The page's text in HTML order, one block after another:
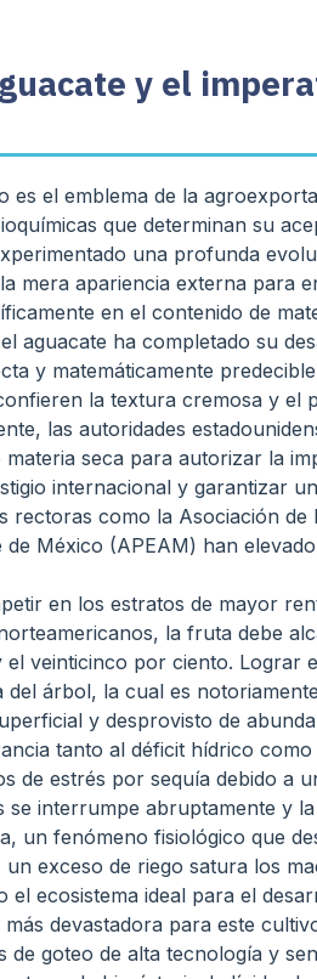
y el
es el emblema de la
que determinan su
una profunda
mera apariencia externa para
en el contenido de
aguacate ha completado su
y matemáticamente
la textura cremosa y el
las autoridades
seca para autorizar la
internacional y garantizar
rectoras como la Asociación
México (APEAM) han
en los estratos de mayor
la fruta debe
veinticinco por ciento. Lograr
árbol, la cual es
y desprovisto de
tanto al déficit hídrico
de estrés por sequía debido a
se interrumpe abruptamente y
un fenómeno fisiológico que
exceso de riego satura los
el ecosistema ideal para el
devastadora para este
de goteo de alta tecnología y